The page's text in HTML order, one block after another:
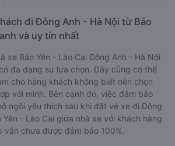
đi Đông Anh - Hà Nội từ Bảo
và uy tín nhất
xe Bảo Yên - Lào Cai Đông Anh - Hà Nội
đa dạng sự lựa chọn. Đây cũng có thể
cho hàng khách không biết nên chọn
với mình. Bên cạnh đó, việc đảm bảo
ngồi yêu thích sau khi đặt vé xe đi Đông
Yên - Lào Cai giữa nhà xe với khách hàng
vẫn chưa được đảm bảo 100%.